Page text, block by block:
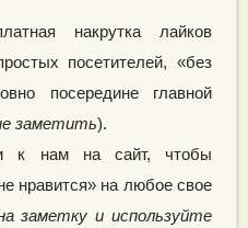
накрутка лайков
посетителей, «без
посередине главной
заметить).
к нам на сайт, чтобы
нравится» на любое свое
заметку и используйте